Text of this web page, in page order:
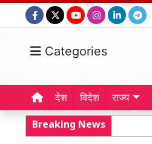
Categories
देश विदेश राज्य
Breaking News